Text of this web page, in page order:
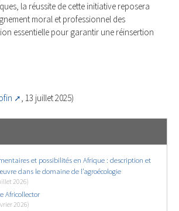
la réussite de cette initiative reposera
moral et professionnel des
essentielle pour garantir une réinsertion
, 13 juillet 2025)
et possibilités en Afrique : description et
dans le domaine de l’agroécologie
2026)
Africollector
2026)